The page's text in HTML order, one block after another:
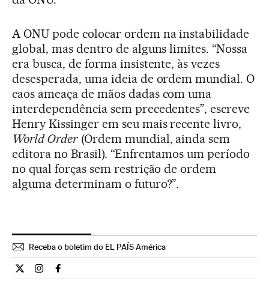
A ONU pode colocar ordem na instabilidade
global, mas dentro de alguns limites. “Nossa
era busca, de forma insistente, às vezes
desesperada, uma ideia de ordem mundial. O
caos ameaça de mãos dadas com uma
interdependência sem precedentes”, escreve
Henry Kissinger em seu mais recente livro,
World Order(Ordem mundial, ainda sem
editora no Brasil). “Enfrentamos um período
no qual forças sem restrição de ordem
alguma determinam o futuro?”.
Receba o boletim do EL PAÍS América
Internacional El País Brasil en Twitter
Internacional El País Brasil en Instagram
Internacional El País Brasil en Facebook